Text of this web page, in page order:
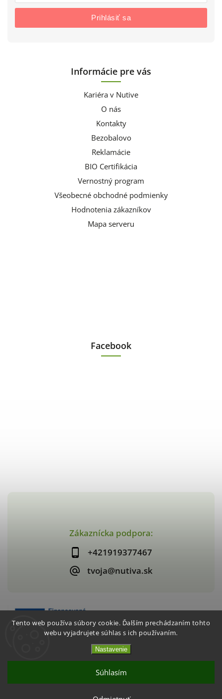
Tento web používa súbory cookie. Ďalším prechádzaním tohto
webu vyjadrujete súhlas s ich používaním.
Nastavenie
Súhlasím
Zákaznícka podpora:
+421919377467
tvoja@nutiva.sk
Prihlásiť sa
Informácie pre vás
Kariéra v Nutive
O nás
Kontakty
Bezobalovo
Reklamácie
BIO Certifikácia
Vernostný program
Všeobecné obchodné podmienky
Hodnotenia zákazníkov
Mapa serveru
Facebook
nutiva.sk
Shoptet | Design